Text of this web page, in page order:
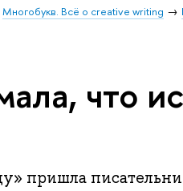
Многобукв. Всё о creative writing
что
пришла